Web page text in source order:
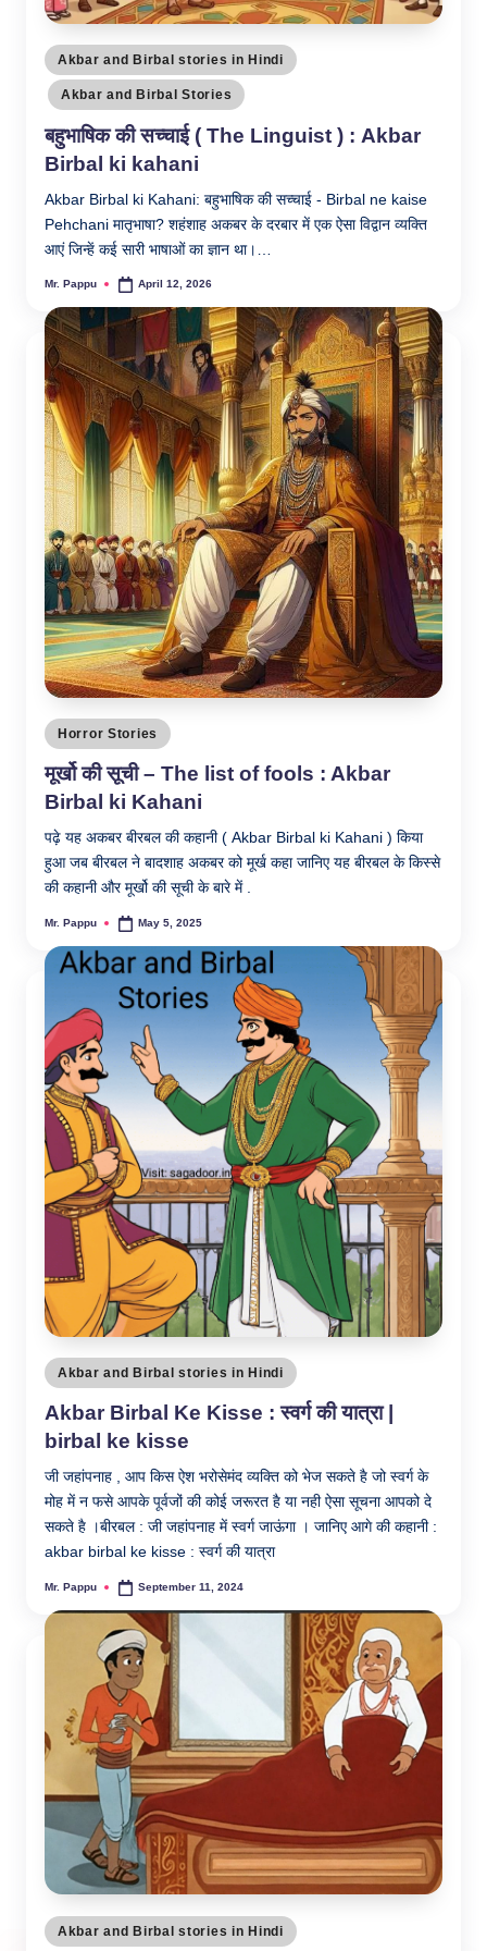
Posted
in
Akbar and Birbal stories in Hindi
Akbar and Birbal Stories
बहुभाषिक की सच्चाई ( The Linguist ) : Akbar
Birbal ki kahani
Akbar Birbal ki Kahani: बहुभाषिक की सच्चाई - Birbal ne kaise
Pehchani मातृभाषा? शहंशाह अकबर के दरबार में एक ऐसा विद्वान व्यक्ति
आएं जिन्हें कई सारी भाषाओं का ज्ञान था।…
Posted
Mr. Pappu April 12, 2026
Posted
in
Horror Stories
मूर्खो की सूची – The list of fools : Akbar
Birbal ki Kahani
पढ़े यह अकबर बीरबल की कहानी ( Akbar Birbal ki Kahani ) किया
हुआ जब बीरबल ने बादशाह अकबर को मूर्ख कहा जानिए यह बीरबल के किस्से
की कहानी और मूर्खो की सूची के बारे में .
Posted
Mr. Pappu May 5, 2025
Posted
in
Akbar and Birbal stories in Hindi
Akbar Birbal Ke Kisse : स्वर्ग की यात्रा |
birbal ke kisse
जी जहांपनाह , आप किस ऐश भरोसेमंद व्यक्ति को भेज सकते है जो स्वर्ग के
मोह में न फसे आपके पूर्वजों की कोई जरूरत है या नही ऐसा सूचना आपको दे
सकते है ।बीरबल : जी जहांपनाह में स्वर्ग जाऊंगा । जानिए आगे की कहानी :
akbar birbal ke kisse : स्वर्ग की यात्रा
Posted
Mr. Pappu September 11, 2024
Posted
Akbar and Birbal stories in Hindi